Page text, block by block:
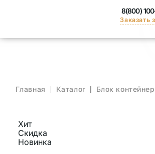
8(800)
Заказать
ПОРТФОЛИО
ВАКАНСИИ
Главная Каталог Блок
Хит
Скидка
Новинка